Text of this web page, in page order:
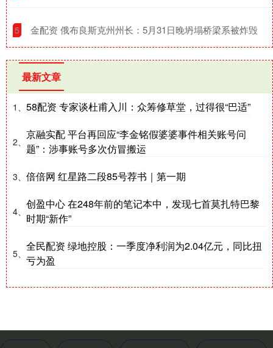
5 ​金配资 俄布良斯克州州长：5月31日晚坍塌桥梁系被炸毁
最新文章
1、 58配资 专家谈杜甫入川：众筹修草堂，过得很“巴适”
2、
京融实配 平台再回应“李金铭假婆婆事件相关账号问
题”：涉事账号多次仿冒搬运
3、 倍倍网 红星路二段85号荐书｜第一期
4、
创盈中心 在248年前的笔记本中，发现七首莫扎特巴黎
时期“新作”
5、
全民配资 绿地控股：一季度净利润为2.04亿元，同比扭
亏为盈